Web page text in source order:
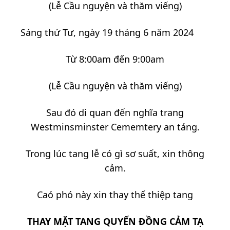
(Lễ Cầu nguyện và thăm viếng)
Sáng thứ Tư, ngày 19 tháng 6 năm 2024
Từ 8:00am đến 9:00am
(Lễ Cầu nguyện và thăm viếng)
Sau đó di quan đến nghĩa trang
Westminsminster Cememtery an táng.
Trong lúc tang lễ có gì sơ suất, xin thông
cảm.
Caó phó này xin thay thế thiệp tang
THAY MẶT TANG QUYẾN ĐỒNG CẢM TẠ